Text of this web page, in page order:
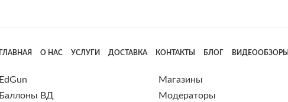
ГЛАВНАЯ О НАС УСЛУГИ ДОСТАВКА КОНТАКТЫ БЛОГ ВИДЕООБЗОРЫ
EdGun
Баллоны ВД
Магазины
Модераторы